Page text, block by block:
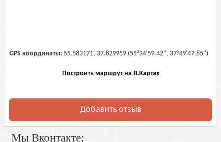
GPS координаты: 55.583171, 37.829959 (55°34'59.42", 37°49'47.85")
Построить маршрут на Я.Картах
Добавить отзыв
Мы Вконтакте: